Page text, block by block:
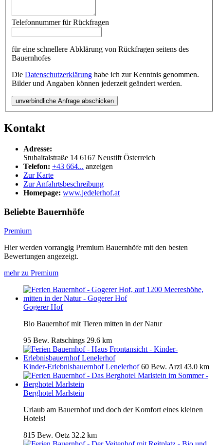
Telefonnummer für Rückfragen
für eine schnellere Abklärung von Rückfragen seitens des
Bauernhofes
Die Datenschutzerklärung habe ich zur Kenntnis genommen.
Bilder und Angaben können jederzeit geändert werden.
unverbindliche Anfrage abschicken
Kontakt
Adresse:
Stubaitalstraße 14 6167 Neustift Österreich
Telefon: +43 664... anzeigen
Zur Karte
Zur Anfahrtsbeschreibung
Homepage: www.jedelerhof.at
Beliebte Bauernhöfe
Premium
Hier werden vorrangig Premium Bauernhöfe mit den besten
Bewertungen angezeigt.
mehr zu Premium
Gogerer Hof
Bio Bauernhof mit Tieren mitten in der Natur
95 Bew. Ratschings 29.6 km
Kinder-Erlebnisbauernhof Lenelerhof 60 Bew. Arzl 43.0 km
Berghotel Marlstein
Urlaub am Bauernhof und doch der Komfort eines kleinen
Hotels!
815 Bew. Oetz 32.2 km